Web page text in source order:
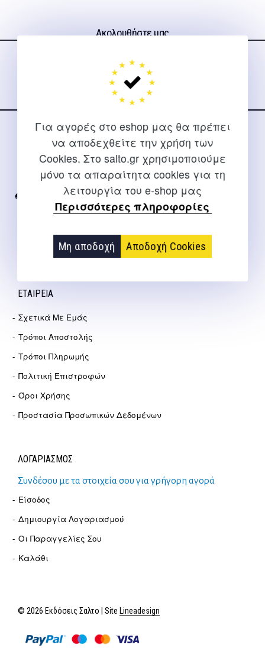
Για αγορές στο eshop μας θα πρέπει
να αποδεχθείτε την χρήση των
Cookies. Στο salto.gr χρησιμοποιούμε
μόνο τα απαραίτητα cookies για τη
λειτουργία του e-shop μας
Περισσότερες πληροφορίες
Μη αποδοχή Αποδοχή Cookies
Ακολουθήστε μας
ΕΠΙΚΟΙΝΩΝΊΑ
Για διευκρινίσεις και υποστήριξη παραγγελιών μέσω του
Internet
Αγγελάκη 21, Θεσσαλονίκη
ΕΤΑΙΡΕΊΑ
Σχετικά Με Εμάς
Τρόποι Αποστολής
Τρόποι Πληρωμής
Πολιτική Επιστροφών
Όροι Χρήσης
Προστασία Προσωπικών Δεδομένων
ΛΟΓΑΡΙΑΣΜΟΣ
Συνδέσου με τα στοιχεία σου για γρήγορη αγορά
Είσοδος
Δημιουργία Λογαριασμού
Οι Παραγγελίες Σου
Καλάθι
© 2026 Εκδόσεις Σαλτο | Site Lineadesign